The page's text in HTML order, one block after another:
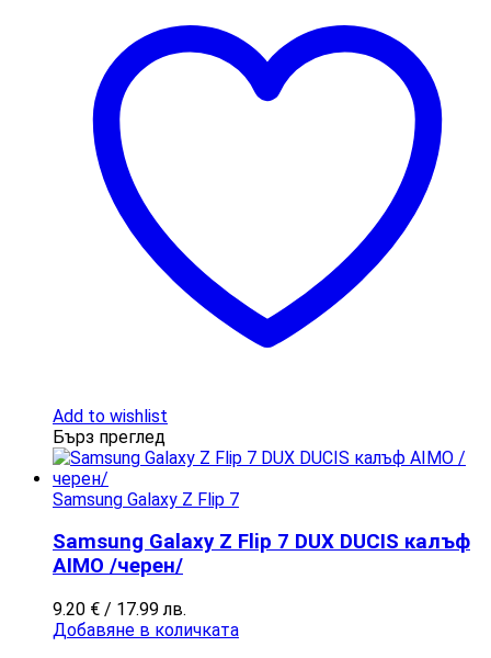
Add to wishlist
Бърз преглед
Samsung Galaxy Z Flip 7
Samsung Galaxy Z Flip 7 DUX DUCIS калъф
AIMO /черен/
9.20 € / 17.99 лв.
Добавяне в количката